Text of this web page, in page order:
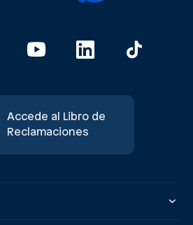
Accede al Libro de
Reclamaciones